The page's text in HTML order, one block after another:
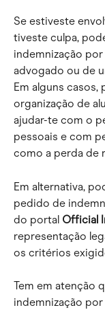
Se estiveste
tiveste culpa,
indemnização
advogado ou de
Em alguns
organização de
ajudar-te com o
pessoais e com
como a perda de
Em alternativa,
pedido de
do portal Official
representação
os critérios
Tem em atenção
indemnização